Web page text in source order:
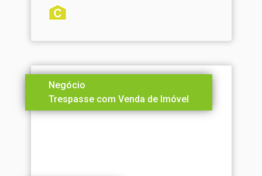
Negócio
Trespasse com Venda de Imóvel